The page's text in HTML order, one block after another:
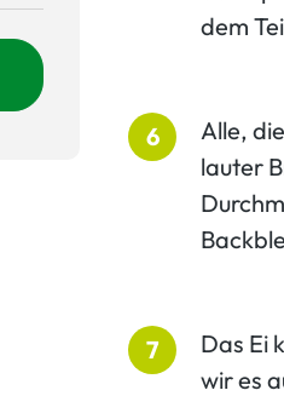
dem
6
Alle,
lauter
7
Das Ei
wir es